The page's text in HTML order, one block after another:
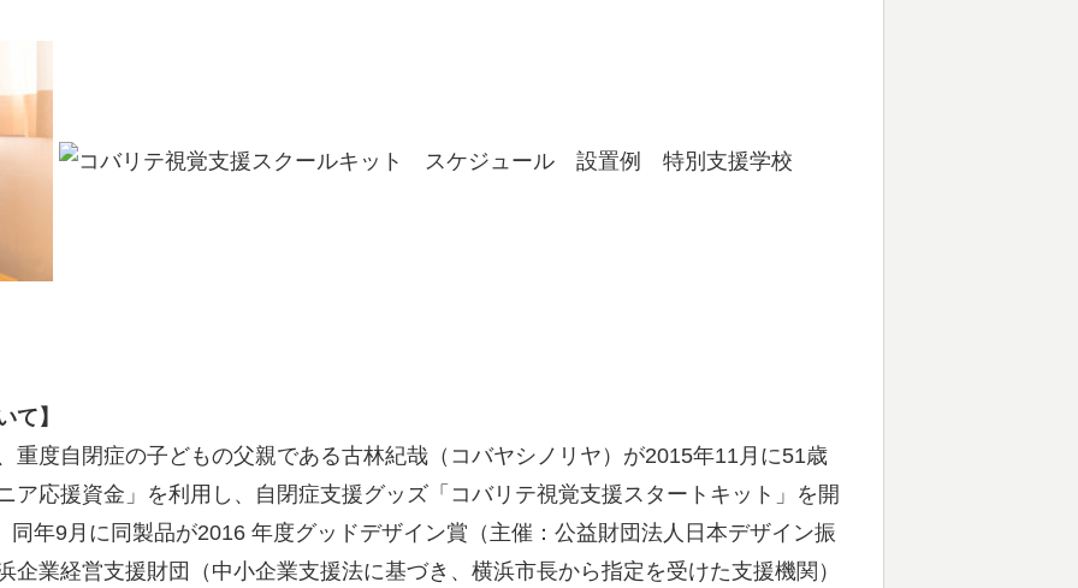
て】
重度自閉症の子どもの父親である古林紀哉（コバヤシノリヤ）が2015年11月に51歳
ア応援資金」を利用し、自閉症支援グッズ「コバリテ視覚支援スタートキット」を開
同年9月に同製品が2016 年度グッドデザイン賞（主催：公益財団法人日本デザイン振
企業経営支援財団（中小企業支援法に基づき、横浜市長から指定を受けた支援機関）